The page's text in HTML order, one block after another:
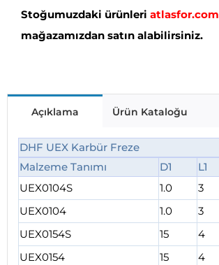
Stoğumuzdaki ürünleri atlasfor.com
mağazamızdan satın alabilirsiniz.
Açıklama Ürün Kataloğu
DHF UEX Karbür Freze
Malzeme Tanımı
D1 L1
UEX0104S
1.0 3
UEX0104
1.0 3
UEX0154S
15 4
UEX0154
15 4